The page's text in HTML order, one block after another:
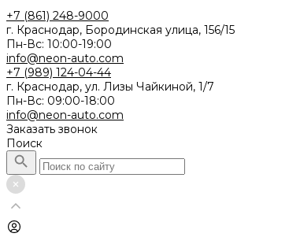
+7 (861) 248-9000
г. Краснодар, Бородинская улица, 156/15
Пн-Вс: 10:00-19:00
info@neon-auto.com
+7 (989) 124-04-44
г. Краснодар, ул. Лизы Чайкиной, 1/7
Пн-Вс: 09:00-18:00
info@neon-auto.com
Заказать звонок
Поиск